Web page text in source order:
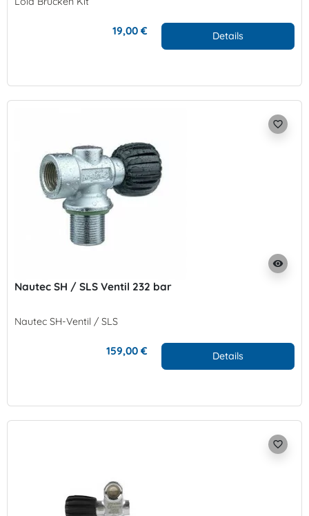
19,00 € Details
visibility
favorite_border
Nautec SH / SLS Ventil 232 bar
Nautec SH-Ventil / SLS
159,00 € Details
favorite_border